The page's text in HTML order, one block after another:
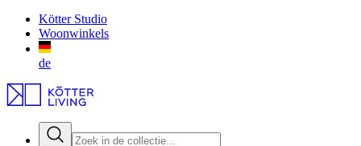
Kötter Studio
Woonwinkels
de